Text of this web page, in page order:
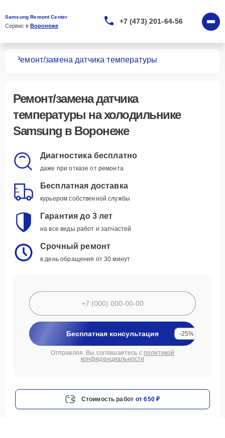
Samsung Remont Center
Сервис в Воронеже
+7 (473) 201-64-56
Ремонт/замена датчика температуры
Ремонт/замена датчика
температуры на холодильнике
Samsung в Воронеже
Диагностика бесплатно
даже при отказе от ремонта
Бесплатная доставка
курьером собственной службы
Гарантия до 3 лет
на все виды работ и запчастей
Срочный ремонт
в день обращения от 30 минут
Бесплатная консультация -25%
Отправляя, Вы соглашаетесь с политикой
конфиденциальности
Стоимость работ от 650 ₽